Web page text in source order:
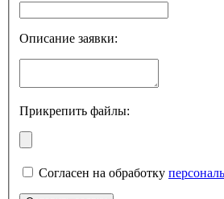
Описание заявки:
Прикрепить файлы:
Согласен на обработку